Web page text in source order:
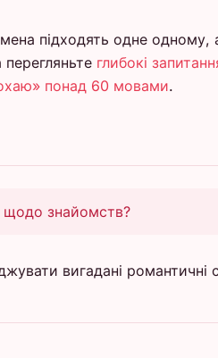
підходять одне одному,
глибокі
понад 60 мовами.
щодо знайомств?
вигадані романтичні